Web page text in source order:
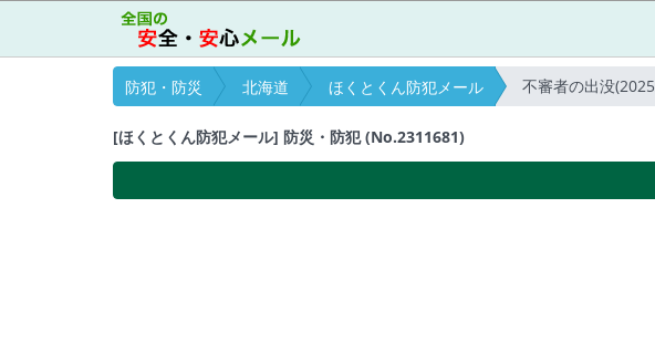
防犯・防災 北海道 ほくとくん防犯メール 不審者の出没
[ほくとくん防犯メール] 防災・防犯 (No.2311681)